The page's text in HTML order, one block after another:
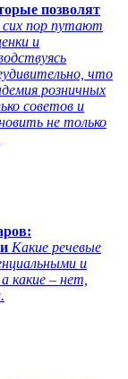
позволят
сих пор путают
и
что
розничных
советов и
не только
Какие речевые
и
какие – нет,